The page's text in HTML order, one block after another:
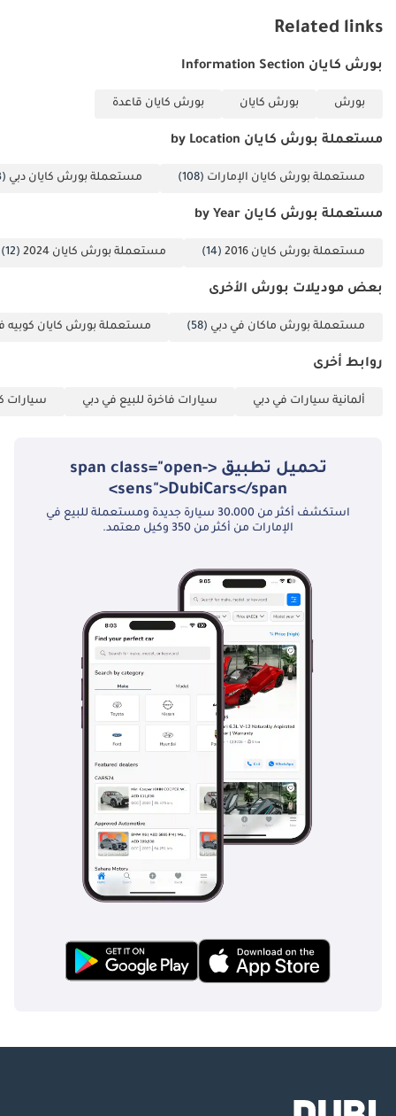
Related links
بورش كايان Information Section
بورش بورش كايان بورش كايان قاعدة
مستعملة بورش كايان by Location
مستعملة بورش كايان الإمارات (108) مستعملة بورش كايان دبي (103)
مستعملة بورش كايان by Year
مستعملة بورش كايان 2016 (14) مستعملة بورش كايان 2024 (12)
بعض موديلات بورش الأخرى
مستعملة بورش ماكان في دبي (58) مستعملة بورش كايان كوبيه
روابط أخرى
ألمانية سيارات في دبي سيارات فاخرة للبيع في دبي سيارات
تحميل تطبيق <span class="open-
sens">DubiCars</span>
استكشف أكثر من 30،000 سيارة جديدة ومستعملة للبيع في
الإمارات من أكثر من 350 وكيل معتمد.